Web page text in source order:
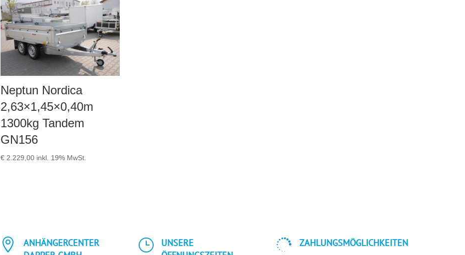
Neptun Nordica
2,63×1,45×0,40m
1300kg Tandem
GN156
€ 2.229,00 inkl. 19% MwSt.

ANHÄNGERCENTER
}
UNSERE
 ZAHLUNGSMÖGLICHKEITEN